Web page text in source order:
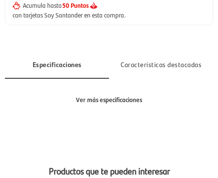
Acumula hasta50 Puntos
con tarjetas Soy Santander en esta compra.
Especificaciones Características destacadas
Hombre, Mujer
Ver más especificaciones
Productos que te pueden interesar